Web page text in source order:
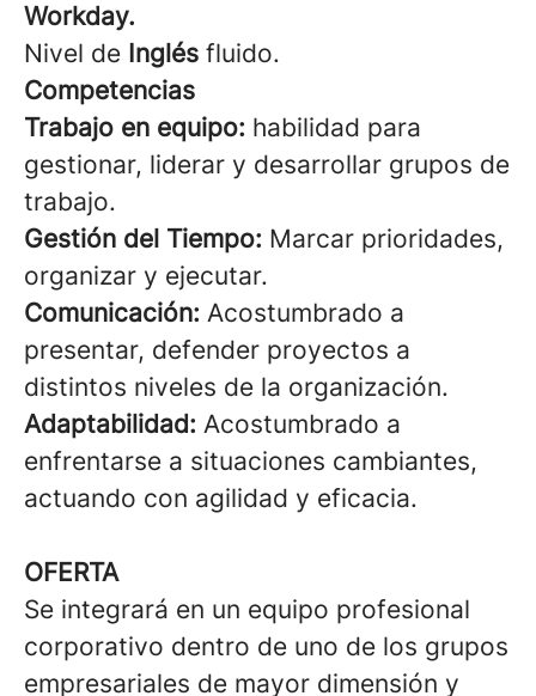
Workday.
Nivel de Inglés fluido.
Competencias
Trabajo en equipo: habilidad para
gestionar, liderar y desarrollar grupos de
trabajo.
Gestión del Tiempo: Marcar prioridades,
organizar y ejecutar.
Comunicación: Acostumbrado a
presentar, defender proyectos a
distintos niveles de la organización.
Adaptabilidad: Acostumbrado a
enfrentarse a situaciones cambiantes,
actuando con agilidad y eficacia.
OFERTA
Se integrará en un equipo profesional
corporativo dentro de uno de los grupos
empresariales de mayor dimensión y